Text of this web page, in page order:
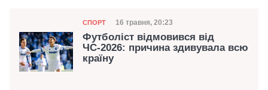
Категорія
СПОРТ Дата публікації
16 травня, 20:23
Футболіст відмовився від
ЧС-2026: причина здивувала всю
країну